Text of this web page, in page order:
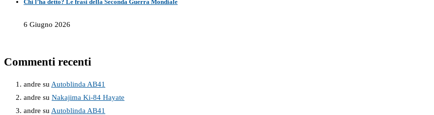
Chi l’ha detto? Le frasi della Seconda Guerra Mondiale
6 Giugno 2026
Commenti recenti
andre su Autoblinda AB41
andre su Nakajima Ki-84 Hayate
andre su Autoblinda AB41